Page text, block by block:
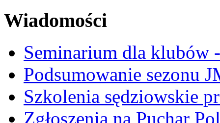
Wiadomości
Seminarium dla klubów
Podsumowanie sezonu
Szkolenia sędziowskie
Zgłoszenia na Puchar